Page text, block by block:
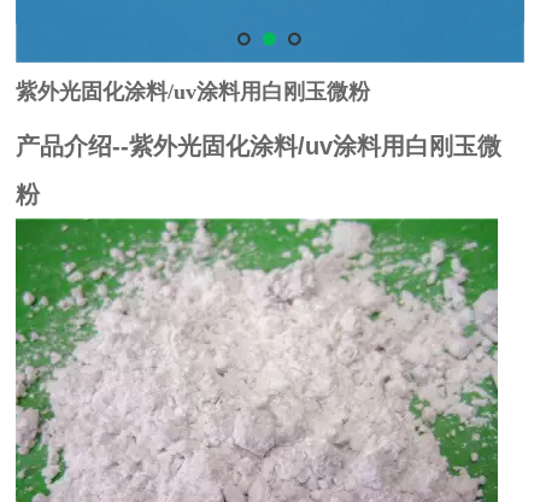
紫外光固化涂料/uv涂料用白刚玉微粉
产品介绍--紫外光固化涂料/uv涂料用白刚玉微
粉